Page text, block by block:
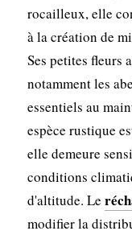
rocailleux, elle
à la création de
Ses petites fleurs
notamment les
essentiels au
espèce rustique
elle demeure
conditions
d'altitude. Le
modifier la